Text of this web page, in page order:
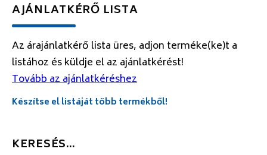
AJÁNLATKÉRŐ LISTA
Az árajánlatkérő lista üres, adjon terméke(ke)t a
listához és küldje el az ajánlatkérést!
Tovább az ajánlatkéréshez
Készítse el listáját több termékből!
KERESÉS…